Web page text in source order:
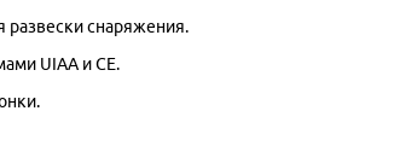
развески снаряжения.
UIAA и CE.